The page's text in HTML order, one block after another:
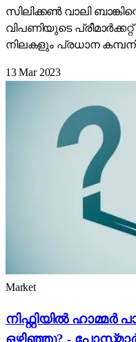
സിലിക്കൺ വാലി
വിപണിയുടെ പ്രീമാർക്കറ്റ്
നിലകളും പ്രധാന
13 Mar 2023
Market
നിഫ്റ്റിയിൽ ഹാമ്മർ
ഒഴിഞ്ഞു? -